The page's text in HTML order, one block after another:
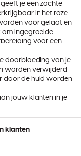
je een zachte
in het roze
voor gelaat en
om ingegroeide
voor een
doorbloeding van je
worden verwijderd
door de huid worden
jouw klanten in je
klanten